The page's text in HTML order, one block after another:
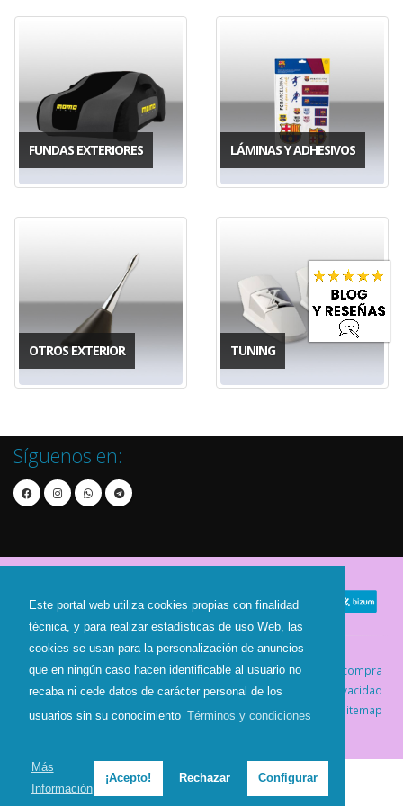
Este portal web utiliza cookies propias con finalidad
técnica, y para realizar estadísticas de uso Web, las
cookies se usan para la personalización de anuncios
que en ningún caso hacen identificable al usuario no
recaba ni cede datos de carácter personal de los
usuarios sin su conocimiento Términos y condiciones
Más
Información
¡Acepto! Rechazar Configurar
FUNDAS EXTERIORES LÁMINAS Y ADHESIVOS
OTROS EXTERIOR TUNING
Síguenos en:
Contacto Aviso Legal
Condiciones de compra
Política de envíos
Política de devolución
Política de Privacidad
Política de Cookies
Sitemap